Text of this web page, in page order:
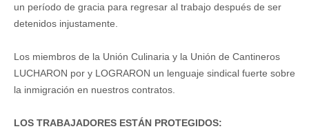
un período de gracia para regresar al trabajo después de ser
detenidos injustamente.
Los miembros de la Unión Culinaria y la Unión de Cantineros
LUCHARON por y LOGRARON un lenguaje sindical fuerte sobre
la inmigración en nuestros contratos.
LOS TRABAJADORES ESTÁN PROTEGIDOS: